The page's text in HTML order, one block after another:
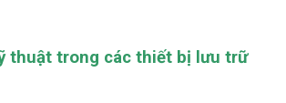
thuật trong các thiết bị lưu trữ